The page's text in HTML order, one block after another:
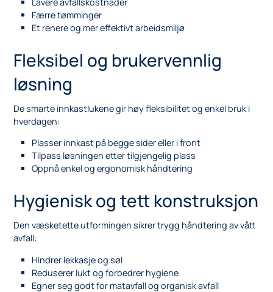
Færre tømminger
Et renere og mer effektivt arbeidsmiljø
Fleksibel og brukervennlig
løsning
De smarte innkastlukene gir høy fleksibilitet og enkel bruk i
hverdagen:
Plasser innkast på begge sider eller i front
Tilpass løsningen etter tilgjengelig plass
Oppnå enkel og ergonomisk håndtering
Hygienisk og tett konstruksjon
Den væsketette utformingen sikrer trygg håndtering av vått
avfall:
Hindrer lekkasje og søl
Reduserer lukt og forbedrer hygiene
Egner seg godt for matavfall og organisk avfall